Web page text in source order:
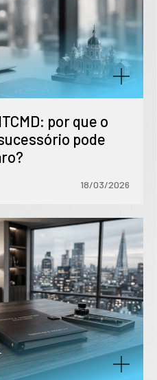
por que o
pode
18/03/2026